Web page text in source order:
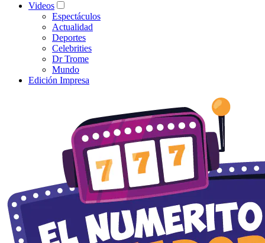
Videos
Espectáculos
Actualidad
Deportes
Celebrities
Dr Trome
Mundo
Edición Impresa